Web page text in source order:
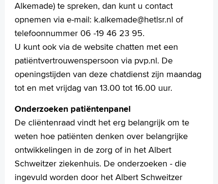
Alkemade) te spreken, dan kunt u contact
opnemen via e-mail: k.alkemade@hetlsr.nl of
telefoonnummer 06 -19 46 23 95.
U kunt ook via de website chatten met een
patiëntvertrouwenspersoon via pvp.nl. De
openingstijden van deze chatdienst zijn maandag
tot en met vrijdag van 13.00 tot 16.00 uur.
Onderzoeken patiëntenpanel
De cliëntenraad vindt het erg belangrijk om te
weten hoe patiënten denken over belangrijke
ontwikkelingen in de zorg of in het Albert
Schweitzer ziekenhuis. De onderzoeken - die
ingevuld worden door het Albert Schweitzer